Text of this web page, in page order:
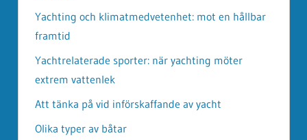
Yachting och klimatmedvetenhet: mot en hållbar
framtid
Yachtrelaterade sporter: när yachting möter
extrem vattenlek
Att tänka på vid införskaffande av yacht
Olika typer av båtar